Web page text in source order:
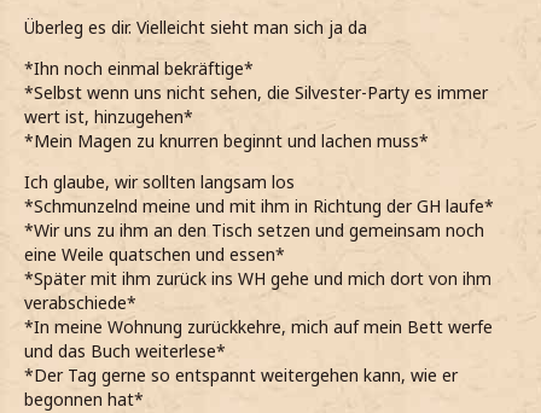
Überleg es dir. Vielleicht sieht man sich ja da
*Ihn noch einmal bekräftige*
*Selbst wenn uns nicht sehen, die Silvester-Party es immer
wert ist, hinzugehen*
*Mein Magen zu knurren beginnt und lachen muss*
Ich glaube, wir sollten langsam los
*Schmunzelnd meine und mit ihm in Richtung der GH laufe*
*Wir uns zu ihm an den Tisch setzen und gemeinsam noch
eine Weile quatschen und essen*
*Später mit ihm zurück ins WH gehe und mich dort von ihm
verabschiede*
*In meine Wohnung zurückkehre, mich auf mein Bett werfe
und das Buch weiterlese*
*Der Tag gerne so entspannt weitergehen kann, wie er
begonnen hat*